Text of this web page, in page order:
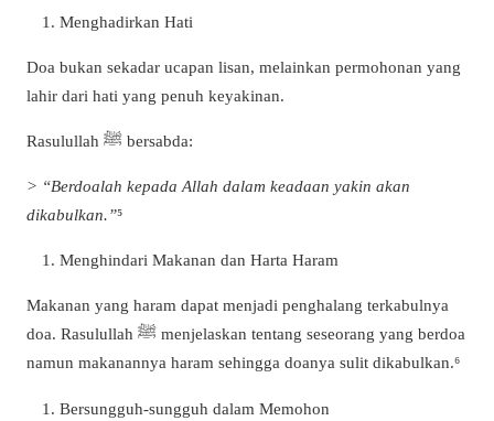
Menghadirkan Hati
Doa bukan sekadar ucapan lisan, melainkan permohonan yang
lahir dari hati yang penuh keyakinan.
Rasulullah ﷺ bersabda:
> “Berdoalah kepada Allah dalam keadaan yakin akan
dikabulkan.”⁵
Menghindari Makanan dan Harta Haram
Makanan yang haram dapat menjadi penghalang terkabulnya
doa. Rasulullah ﷺ menjelaskan tentang seseorang yang berdoa
namun makanannya haram sehingga doanya sulit dikabulkan.⁶
Bersungguh-sungguh dalam Memohon